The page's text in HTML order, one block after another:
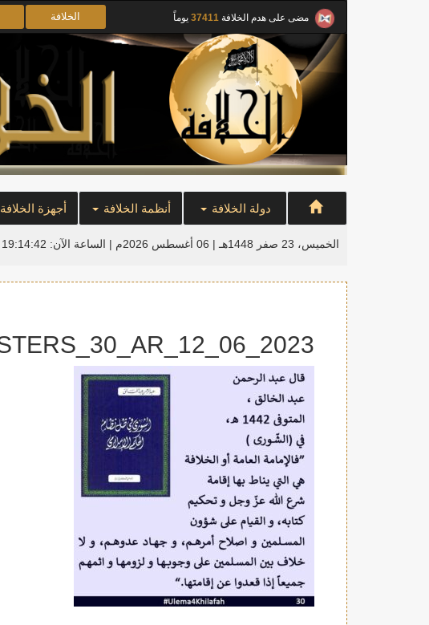
مضى على هدم الخلافة 37411 يوماً الخلافة
دولة الخلافة أنظمة الخلافة أجهزة الخلافة
الخميس، 23 صفر 1448هـ | 06 أغسطس 2026م | الساعة الآن: 19:14:42
2023_06_12_PK_Ulama_CMP_POSTERS_30_AR